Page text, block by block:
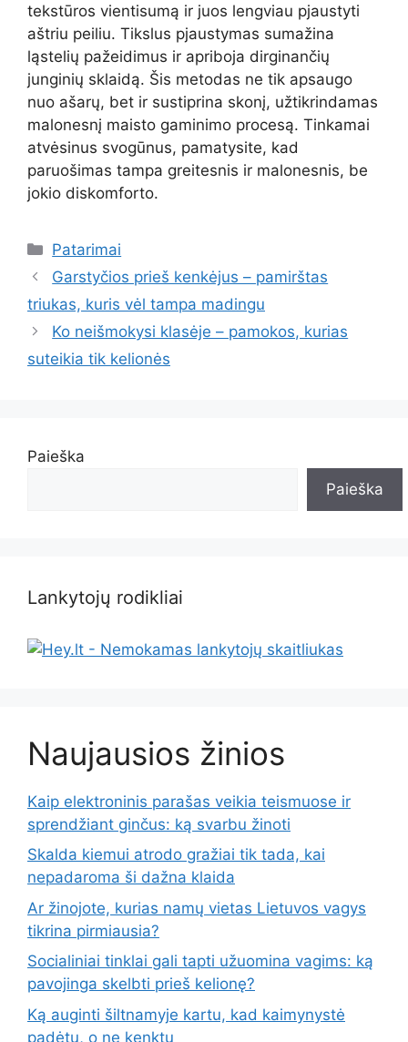
tekstūros vientisumą ir juos lengviau pjaustyti
aštriu peiliu. Tikslus pjaustymas sumažina
ląstelių pažeidimus ir apriboja dirginančių
junginių sklaidą. Šis metodas ne tik apsaugo
nuo ašarų, bet ir sustiprina skonį, užtikrindamas
malonesnį maisto gaminimo procesą. Tinkamai
atvėsinus svogūnus, pamatysite, kad
paruošimas tampa greitesnis ir malonesnis, be
jokio diskomforto.
Kategorijos
Patarimai
Garstyčios prieš kenkėjus – pamirštas
triukas, kuris vėl tampa madingu
Ko neišmokysi klasėje – pamokos, kurias
suteikia tik kelionės
Paieška
Paieška
Lankytojų rodikliai
Naujausios žinios
Kaip elektroninis parašas veikia teismuose ir
sprendžiant ginčus: ką svarbu žinoti
Skalda kiemui atrodo gražiai tik tada, kai
nepadaroma ši dažna klaida
Ar žinojote, kurias namų vietas Lietuvos vagys
tikrina pirmiausia?
Socialiniai tinklai gali tapti užuomina vagims: ką
pavojinga skelbti prieš kelionę?
Ką auginti šiltnamyje kartu, kad kaimynystė
padėtų, o ne kenktų